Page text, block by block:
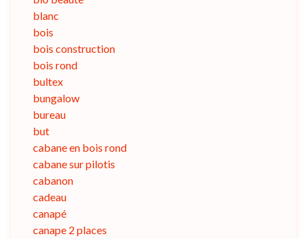
blanc
bois
bois construction
bois rond
bultex
bungalow
bureau
but
cabane en bois rond
cabane sur pilotis
cabanon
cadeau
canapé
canape 2 places